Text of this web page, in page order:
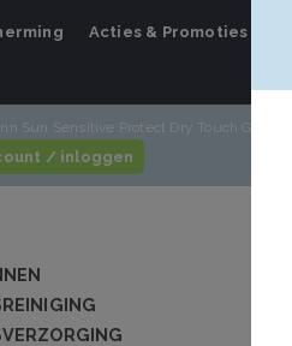
Acties & Promoties
Sun Sensitive Protect Dry Touch Gel-
/ inloggen